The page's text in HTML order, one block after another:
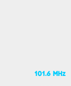
101.6 MHz